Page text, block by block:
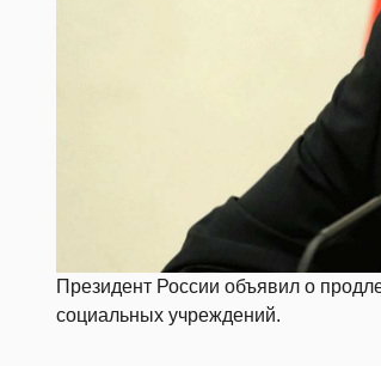
Президент России объявил о
социальных учреждений.